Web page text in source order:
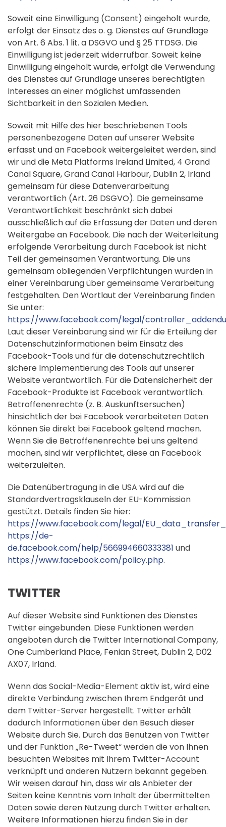
Soweit eine Einwilligung (Consent) eingeholt wurde,
erfolgt der Einsatz des o. g. Dienstes auf Grundlage
von Art. 6 Abs. 1 lit. a DSGVO und § 25 TTDSG. Die
Einwilligung ist jederzeit widerrufbar. Soweit keine
Einwilligung eingeholt wurde, erfolgt die Verwendung
des Dienstes auf Grundlage unseres berechtigten
Interesses an einer möglichst umfassenden
Sichtbarkeit in den Sozialen Medien.
Soweit mit Hilfe des hier beschriebenen Tools
personenbezogene Daten auf unserer Website
erfasst und an Facebook weitergeleitet werden, sind
wir und die Meta Platforms Ireland Limited, 4 Grand
Canal Square, Grand Canal Harbour, Dublin 2, Irland
gemeinsam für diese Datenverarbeitung
verantwortlich (Art. 26 DSGVO). Die gemeinsame
Verantwortlichkeit beschränkt sich dabei
ausschließlich auf die Erfassung der Daten und deren
Weitergabe an Facebook. Die nach der Weiterleitung
erfolgende Verarbeitung durch Facebook ist nicht
Teil der gemeinsamen Verantwortung. Die uns
gemeinsam obliegenden Verpflichtungen wurden in
einer Vereinbarung über gemeinsame Verarbeitung
festgehalten. Den Wortlaut der Vereinbarung finden
Sie unter:
https://www.facebook.com/legal/
Laut dieser Vereinbarung sind wir für die Erteilung der
Datenschutzinformationen beim Einsatz des
Facebook-Tools und für die datenschutzrechtlich
sichere Implementierung des Tools auf unserer
Website verantwortlich. Für die Datensicherheit der
Facebook-Produkte ist Facebook verantwortlich.
Betroffenenrechte (z. B. Auskunftsersuchen)
hinsichtlich der bei Facebook verarbeiteten Daten
können Sie direkt bei Facebook geltend machen.
Wenn Sie die Betroffenenrechte bei uns geltend
machen, sind wir verpflichtet, diese an Facebook
weiterzuleiten.
Die Datenübertragung in die USA wird auf die
Standardvertragsklauseln der EU-Kommission
gestützt. Details finden Sie hier:
https://www.facebook.com/legal/
https://de-
de.facebook.com/help/566994660333381 und
https://www.facebook.com/policy.php.
TWITTER
Auf dieser Website sind Funktionen des Dienstes
Twitter eingebunden. Diese Funktionen werden
angeboten durch die Twitter International Company,
One Cumberland Place, Fenian Street, Dublin 2, D02
AX07, Irland.
Wenn das Social-Media-Element aktiv ist, wird eine
direkte Verbindung zwischen Ihrem Endgerät und
dem Twitter-Server hergestellt. Twitter erhält
dadurch Informationen über den Besuch dieser
Website durch Sie. Durch das Benutzen von Twitter
und der Funktion „Re-Tweet“ werden die von Ihnen
besuchten Websites mit Ihrem Twitter-Account
verknüpft und anderen Nutzern bekannt gegeben.
Wir weisen darauf hin, dass wir als Anbieter der
Seiten keine Kenntnis vom Inhalt der übermittelten
Daten sowie deren Nutzung durch Twitter erhalten.
Weitere Informationen hierzu finden Sie in der